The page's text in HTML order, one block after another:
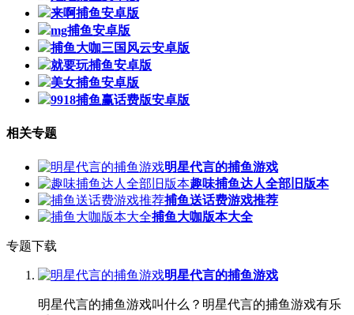
来啊捕鱼安卓版
mg捕鱼安卓版
捕鱼大咖三国风云安卓版
就要玩捕鱼安卓版
美女捕鱼安卓版
9918捕鱼赢话费版安卓版
相关专题
明星代言的捕鱼游戏
趣味捕鱼达人全部旧版本
捕鱼送话费游戏推荐
捕鱼大咖版本大全
专题下载
明星代言的捕鱼游戏
明星代言的捕鱼游戏叫什么？明星代言的捕鱼游戏有乐